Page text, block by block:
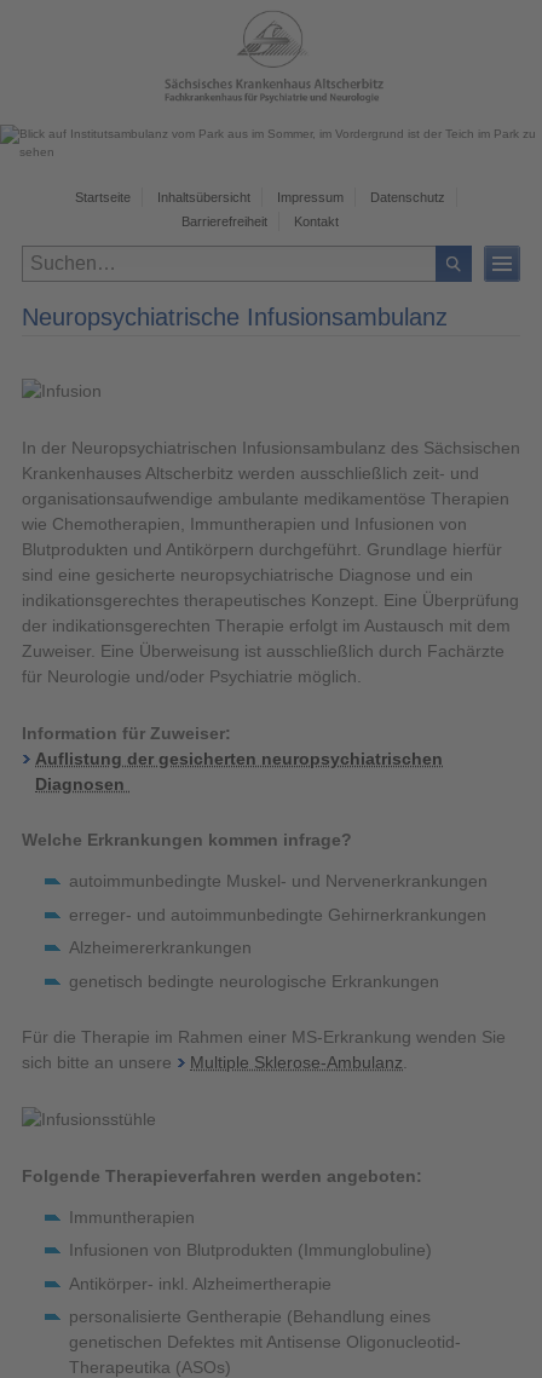
Startseite Inhaltsübersicht Impressum
Datenschutz
Barrierefreiheit
Kontakt
Neuropsychiatrische Infusionsambulanz
In der Neuropsychiatrischen Infusionsambulanz des Sächsischen
Krankenhauses Altscherbitz werden ausschließlich zeit- und
organisationsaufwendige ambulante medikamentöse Therapien
wie Chemotherapien, Immuntherapien und Infusionen von
Blutprodukten und Antikörpern durchgeführt. Grundlage hierfür
sind eine gesicherte neuropsychiatrische Diagnose und ein
indikationsgerechtes therapeutisches Konzept. Eine Überprüfung
der indikationsgerechten Therapie erfolgt im Austausch mit dem
Zuweiser. Eine Überweisung ist ausschließlich durch Fachärzte
für Neurologie und/oder Psychiatrie möglich.
Information für Zuweiser:
Auflistung der gesicherten neuropsychiatrischen
Diagnosen
Welche Erkrankungen kommen infrage?
autoimmunbedingte Muskel- und Nervenerkrankungen
erreger- und autoimmunbedingte Gehirnerkrankungen
Alzheimererkrankungen
genetisch bedingte neurologische Erkrankungen
Für die Therapie im Rahmen einer MS-Erkrankung wenden Sie
sich bitte an unsere
Multiple Sklerose-Ambulanz.
Folgende Therapieverfahren werden angeboten:
Immuntherapien
Infusionen von Blutprodukten (Immunglobuline)
Antikörper- inkl. Alzheimertherapie
personalisierte Gentherapie (Behandlung eines
genetischen Defektes mit Antisense Oligonucleotid-
Therapeutika (ASOs)